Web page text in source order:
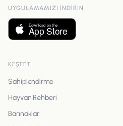
UYGULAMAMIZI INDIRIN
KEŞFET
Sahiplendirme
Hayvan Rehberi
Barınaklar